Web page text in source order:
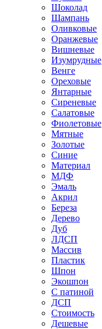
Шоколад
Шампань
Оливковые
Оранжевые
Вишневые
Изумрудные
Венге
Ореховые
Янтарные
Сиреневые
Салатовые
Фиолетовые
Мятные
Золотые
Синие
Материал
МДФ
Эмаль
Акрил
Береза
Дерево
Дуб
ЛДСП
Массив
Пластик
Шпон
Экошпон
С патиной
ДСП
Стоимость
Дешевые